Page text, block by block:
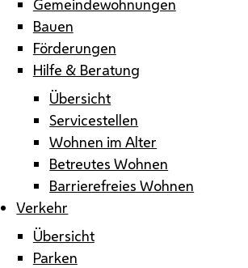
Bauen
Förderungen
Hilfe & Beratung
Übersicht
Servicestellen
Wohnen im Alter
Betreutes Wohnen
Barrierefreies Wohnen
Verkehr
Übersicht
Parken